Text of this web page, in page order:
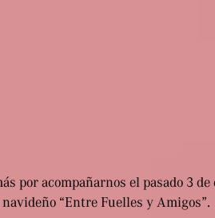
por acompañarnos el pasado 3
“Entre Fuelles y Amigos”.